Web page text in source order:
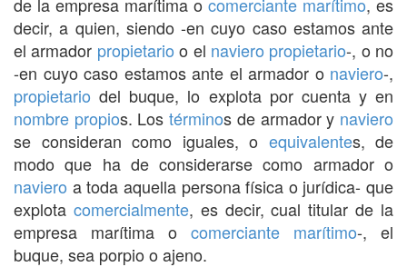
decir, a quien, siendo -en cuyo caso estamos ante
el armador propietario o el naviero propietario-, o no
-en cuyo caso estamos ante el armador o naviero-,
propietario del buque, lo explota por cuenta y en
nombre propios. Lostérminos de armador y naviero
se consideran como iguales, o equivalentes, de
modo que ha de considerarse como armador o
naviero a toda aquella persona física o jurídica- que
explota comercialmente, es decir, cual titular de la
empresa marítima o comerciante marítimo-, el
buque, sea porpio o ajeno.